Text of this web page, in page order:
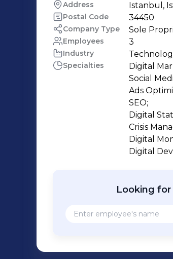
Address Istanbul,
Postal Code 34450
Company Type Sole
Employees 3
Industry
Specialties
Digital
Social
Ads
SEO;
Digital
Crisis
Digital
Digital
Looking for